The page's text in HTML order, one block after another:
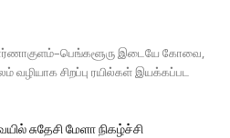
இடையே கோவை,
வழியாக சிறப்பு ரயில்கள் இயக்கப்பட
சுதேசி மேளா நிகழ்ச்சி